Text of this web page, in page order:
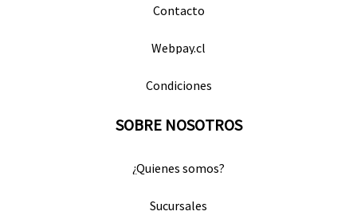
Contacto
Webpay.cl
Condiciones
SOBRE NOSOTROS
¿Quienes somos?
Sucursales